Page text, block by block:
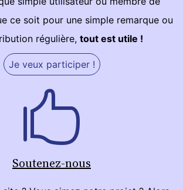
ce soit pour une simple remarque ou
régulière, tout est utile !
Je veux participer !
Soutenez-nous